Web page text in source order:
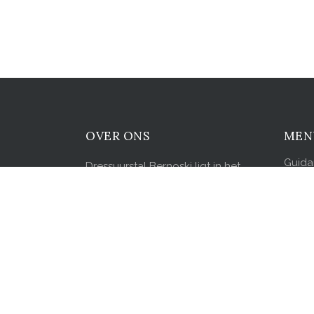
OVER ONS
Dressuurstal Bernoski ligt in het